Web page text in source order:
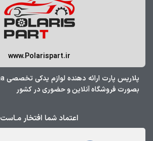
www.Polarispart.ir
بصورت فروشگاه آنلاین و حضوری در کشور
اعتماد شما افتخار مـاست